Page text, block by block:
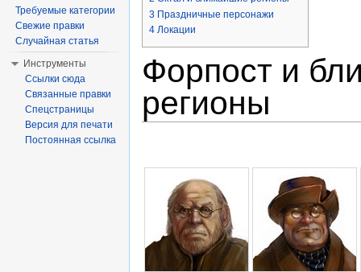
3 Праздничные персонажи
4 Локации
Форпост и
регионы
Требуемые категории
Свежие правки
Случайная статья
Инструменты
Ссылки сюда
Связанные правки
Спецстраницы
Версия для печати
Постоянная ссылка